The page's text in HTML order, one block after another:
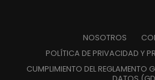
NOSOTROS
POLÍTICA DE PRIVACIDAD Y
CUMPLIMIENTO DEL REGLAMENTO